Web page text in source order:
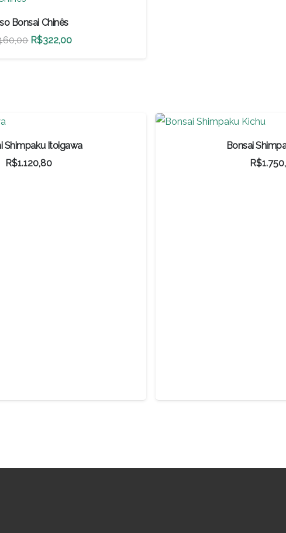
Bonsai Chinês
O
preço
R$322,00O
preço
Shimpaku Itoigawa
R$1.120,80
Bonsai
R$